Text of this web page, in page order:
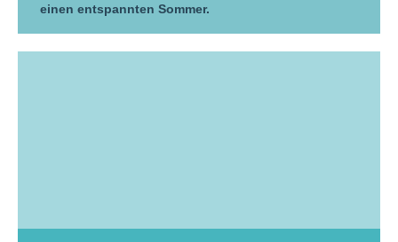
einen entspannten Sommer.